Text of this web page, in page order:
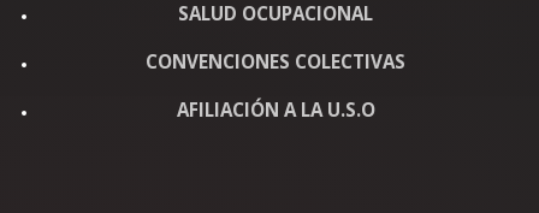
SALUD OCUPACIONAL
CONVENCIONES COLECTIVAS
AFILIACIÓN A LA U.S.O